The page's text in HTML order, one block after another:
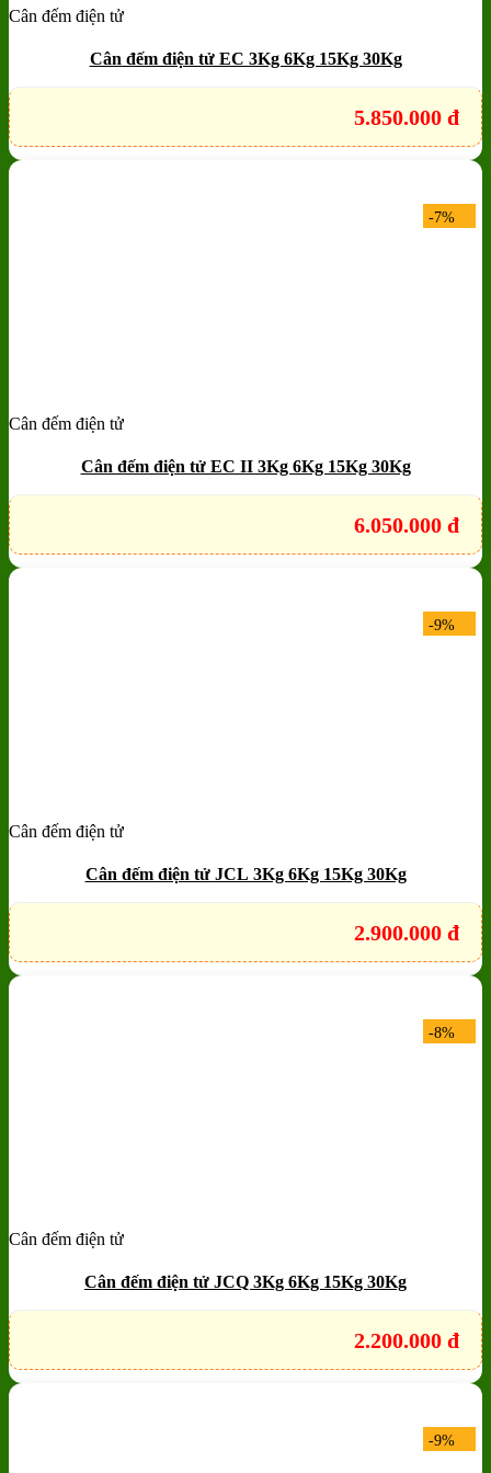
Add to wishlist
Cân đếm điện tử
Cân đếm điện tử EC 3Kg 6Kg 15Kg 30Kg
5.850.000 đ
-7%
Add to wishlist
Cân đếm điện tử
Cân đếm điện tử EC II 3Kg 6Kg 15Kg 30Kg
6.050.000 đ
-9%
Add to wishlist
Cân đếm điện tử
Cân đếm điện tử JCL 3Kg 6Kg 15Kg 30Kg
2.900.000 đ
-8%
Add to wishlist
Cân đếm điện tử
Cân đếm điện tử JCQ 3Kg 6Kg 15Kg 30Kg
2.200.000 đ
-9%